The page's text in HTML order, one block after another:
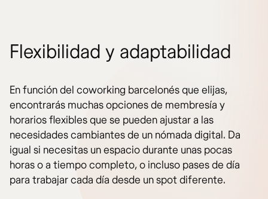
Flexibilidad y adaptabilidad
En función del coworking barcelonés que elijas,
encontrarás muchas opciones de membresía y
horarios flexibles que se pueden ajustar a las
necesidades cambiantes de un nómada digital. Da
igual si necesitas un espacio durante unas pocas
horas o a tiempo completo, o incluso pases de día
para trabajar cada día desde un spot diferente.